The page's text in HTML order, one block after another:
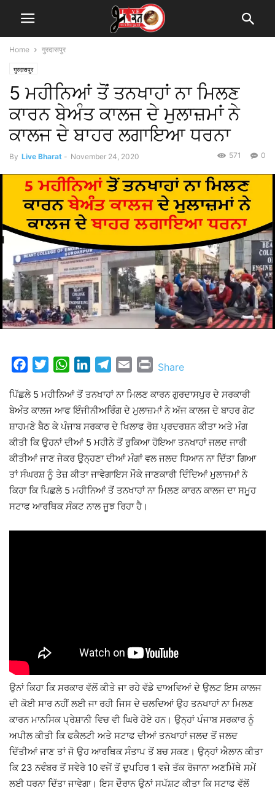
Home गुरदासपुर
गुरदासपुर
5 ਮਹੀਨਿਆਂ ਤੋਂ ਤਨਖਾਹਾਂ ਨਾ ਮਿਲਣ
ਕਾਰਨ ਬੇਅੰਤ ਕਾਲਜ ਦੇ ਮੁਲਾਜ਼ਮਾਂ ਨੇ
ਕਾਲਜ ਦੇ ਬਾਹਰ ਲਗਾਇਆ ਧਰਨਾ
By Live Bharat - November 24, 2020 0
571
FacebookTwitterWhatsAppLinkedInTelegram
Email Print
Share
ਪਿੱਛਲੇ 5 ਮਹੀਨਿਆਂ ਤੋਂ ਤਨਖਾਹਾਂ ਨਾ ਮਿਲਣ ਕਾਰਨ ਗੁਰਦਾਸਪੁਰ ਦੇ ਸਰਕਾਰੀ
ਬੇਅੰਤ ਕਾਲਜ ਆਫ ਇੰਜੀਨੀਅਰਿੰਗ ਦੇ ਮੁਲਾਜ਼ਮਾਂ ਨੇ ਅੱਜ ਕਾਲਜ ਦੇ ਬਾਹਰ ਗੇਟ
ਸ਼ਾਹਮਣੇ ਬੈਠ ਕੇ ਪੰਜਾਬ ਸਰਕਾਰ ਦੇ ਖਿਲਾਫ ਰੋਸ਼ ਪ੍ਰਦਰਸ਼ਨ ਕੀਤਾ ਅਤੇ ਮੰਗ
ਕੀਤੀ ਕਿ ਉਹਨਾਂ ਦੀਆਂ 5 ਮਹੀਨੇ ਤੋਂ ਰੁਕਿਆ ਹੋਇਆ ਤਨਖਾਹਾਂ ਜਲਦ ਜਾਰੀ
ਕੀਤੀਆਂ ਜਾਣ ਜੇਕਰ ਉਨ੍ਹਣਾ ਦੀਆਂ ਮੰਗਾਂ ਵਲ ਜਲਦ ਧਿਆਨ ਨਾ ਦਿੱਤਾ ਗਿਆ
ਤਾਂ ਸੰਘਰਸ਼ ਨੂੰ ਤੇਜ਼ ਕੀਤਾ ਜਾਵੇਗਾਇਸ ਮੌਕੇ ਜਾਣਕਾਰੀ ਦਿੰਦਿਆਂ ਮੁਲਾਜਮਾਂ ਨੇ
ਕਿਹਾ ਕਿ ਪਿਛਲੇ 5 ਮਹੀਨਿਆਂ ਤੋਂ ਤਨਖਾਹਾਂ ਨਾ ਮਿਲਣ ਕਾਰਨ ਕਾਲਜ ਦਾ ਸਮੂਹ
ਸਟਾਫ ਆਰਥਿਕ ਸੰਕਟ ਨਾਲ ਜੂਝ ਰਿਹਾ ਹੈ।
ਉਨਾਂ ਕਿਹਾ ਕਿ ਸਰਕਾਰ ਵੱਲੋਂ ਕੀਤੇ ਜਾ ਰਹੇ ਵੱਡੇ ਦਾਅਵਿਆਂ ਦੇ ਉਲਟ ਇਸ ਕਾਲਜ
ਦੀ ਕੋਈ ਸਾਰ ਨਹੀਂ ਲਈ ਜਾ ਰਹੀ ਜਿਸ ਦੇ ਚਲਦਿਆਂ ਉਹ ਤਨਖਾਹਾਂ ਨਾ ਮਿਲਣ
ਕਾਰਨ ਮਾਨਸਿਕ ਪ੍ਰੇਸ਼ਾਨੀ ਵਿਚ ਵੀ ਘਿਰੇ ਹੋਏ ਹਨ। ਉਨ੍ਹਾਂ ਪੰਜਾਬ ਸਰਕਾਰ ਨੂੰ
ਅਪੀਲ ਕੀਤੀ ਕਿ ਫਕੈਲਟੀ ਅਤੇ ਸਟਾਫ ਦੀਆਂ ਤਨਖਾਹਾਂ ਜਲਦ ਤੋਂ ਜਲਦ
ਦਿੱਤੀਆਂ ਜਾਣ ਤਾਂ ਜੋ ਉਹ ਆਰਥਿਕ ਸੰਤਾਪ ਤੋਂ ਬਚ ਸਕਣ। ਉਨ੍ਹਾਂ ਐਲਾਨ ਕੀਤਾ
ਕਿ 23 ਨਵੰਬਰ ਤੋਂ ਸਵੇਰੇ 10 ਵਜੇਂ ਤੋਂ ਦੁਪਹਿਰ 1 ਵਜੇ ਤੱਕ ਰੋਜਾਨਾ ਅਣਮਿੱਥੇ ਸਮੇਂ
ਲਈ ਧਰਨਾ ਦਿੱਤਾ ਜਾਵੇਗਾ। ਇਸ ਦੌਰਾਨ ਉਨਾਂ ਸਪੱਸ਼ਟ ਕੀਤਾ ਕਿ ਸਟਾਫ ਵੱਲੋਂ